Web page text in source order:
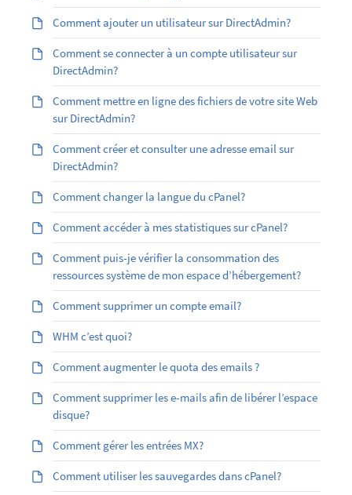
Comment ajouter un utilisateur sur DirectAdmin?
Comment se connecter à un compte utilisateur sur
DirectAdmin?
Comment mettre en ligne des fichiers de votre site Web
sur DirectAdmin?
Comment créer et consulter une adresse email sur
DirectAdmin?
Comment changer la langue du cPanel?
Comment accéder à mes statistiques sur cPanel?
Comment puis-je vérifier la consommation des
ressources système de mon espace d’hébergement?
Comment supprimer un compte email?
WHM c’est quoi?
Comment augmenter le quota des emails ?
Comment supprimer les e-mails afin de libérer l’espace
disque?
Comment gérer les entrées MX?
Comment utiliser les sauvegardes dans cPanel?